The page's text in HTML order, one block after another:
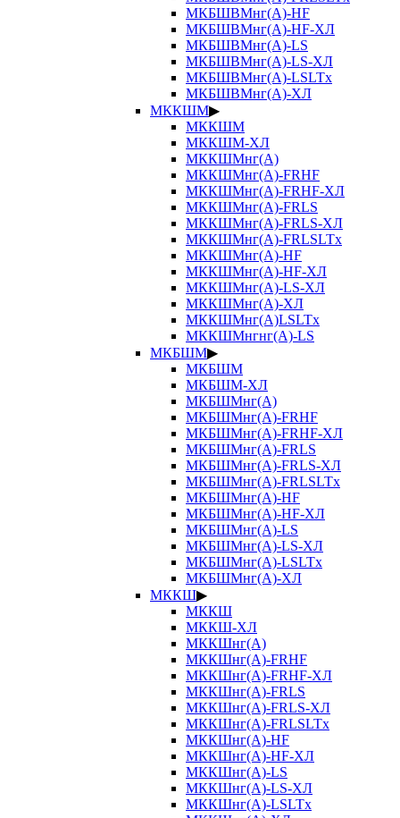
МКБШВМнг(А)-HF
МКБШВМнг(А)-HF-ХЛ
МКБШВМнг(А)-LS
МКБШВМнг(А)-LS-ХЛ
МКБШВМнг(А)-LSLTx
МКБШВМнг(А)-ХЛ
МККШМ▶
МККШМ
МККШМ-ХЛ
МККШМнг(А)
МККШМнг(А)-FRHF
МККШМнг(А)-FRHF-ХЛ
МККШМнг(А)-FRLS
МККШМнг(А)-FRLS-ХЛ
МККШМнг(А)-FRLSLTx
МККШМнг(А)-HF
МККШМнг(А)-HF-ХЛ
МККШМнг(А)-LS-ХЛ
МККШМнг(А)-ХЛ
МККШМнг(А)LSLTx
МККШМнгнг(А)-LS
МКБШМ▶
МКБШМ
МКБШМ-ХЛ
МКБШМнг(А)
МКБШМнг(А)-FRHF
МКБШМнг(А)-FRHF-ХЛ
МКБШМнг(А)-FRLS
МКБШМнг(А)-FRLS-ХЛ
МКБШМнг(А)-FRLSLTx
МКБШМнг(А)-HF
МКБШМнг(А)-HF-ХЛ
МКБШМнг(А)-LS
МКБШМнг(А)-LS-ХЛ
МКБШМнг(А)-LSLTx
МКБШМнг(А)-ХЛ
МККШ▶
МККШ
МККШ-ХЛ
МККШнг(А)
МККШнг(А)-FRHF
МККШнг(А)-FRHF-ХЛ
МККШнг(А)-FRLS
МККШнг(А)-FRLS-ХЛ
МККШнг(А)-FRLSLTx
МККШнг(А)-HF
МККШнг(А)-HF-ХЛ
МККШнг(А)-LS
МККШнг(А)-LS-ХЛ
МККШнг(А)-LSLTx